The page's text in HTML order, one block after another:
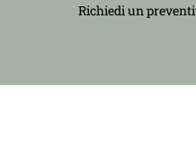
Richiedi un